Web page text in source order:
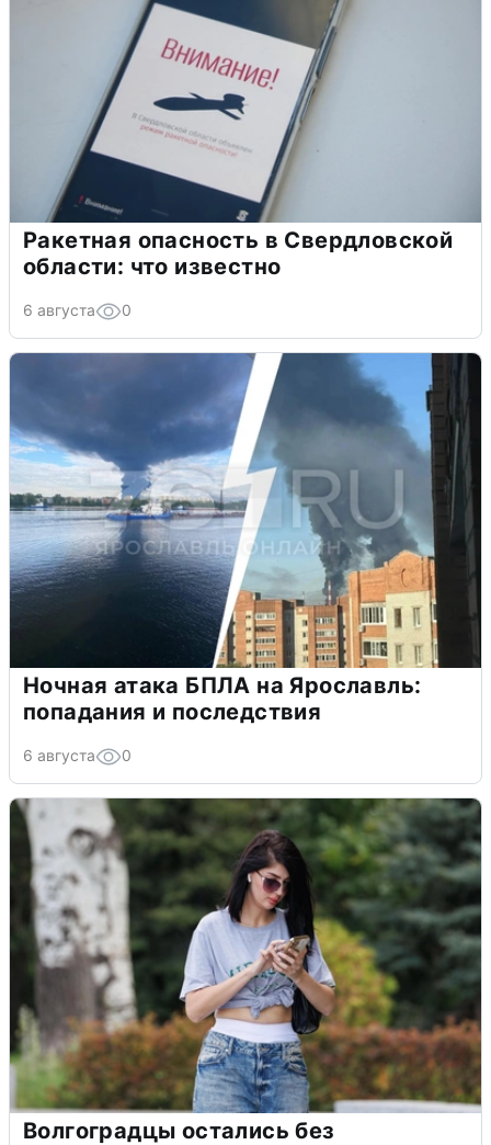
Ракетная опасность в Свердловской
области: что известно
6 августа 0
Ночная атака БПЛА на Ярославль:
попадания и последствия
6 августа 0
Волгоградцы остались без